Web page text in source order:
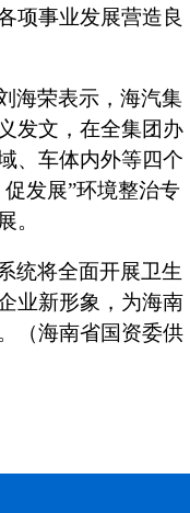
项事业发展营造良
海荣表示，海汽集
发文，在全集团办
、车体内外等四个
发展”环境整治专
。
统将全面开展卫生
业新形象，为海南
（海南省国资委供